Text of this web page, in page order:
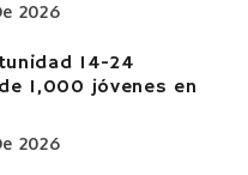
2026
14-24
1,000 jóvenes en
2026